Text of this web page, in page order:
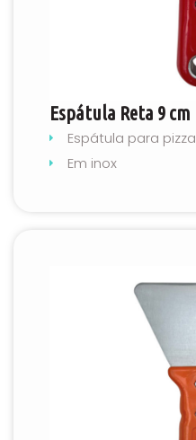
Espátula Reta 9 cm
Espátula para pizza
Em inox